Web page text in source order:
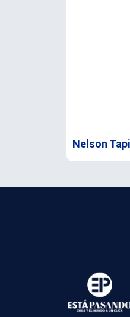
Nelson